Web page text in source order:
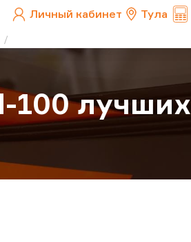
Личный кабинет Тула
лучших